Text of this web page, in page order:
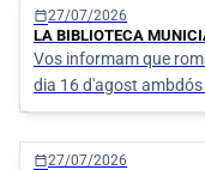
calendar_today27/07/2026
LA BIBLIOTECA
Vos informam que
dia 16 d'agost
calendar_today27/07/2026